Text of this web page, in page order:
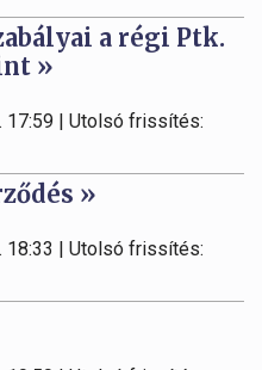
a régi Ptk.
»
17:59 | Utolsó frissítés:
»
18:33 | Utolsó frissítés: